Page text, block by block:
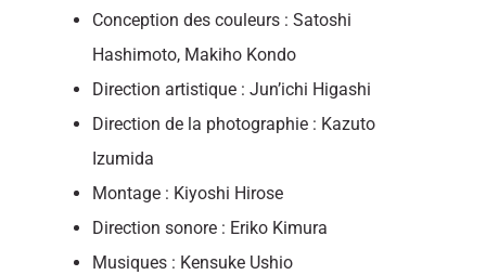
Conception des couleurs : Satoshi
Hashimoto, Makiho Kondo
Direction artistique : Jun’ichi Higashi
Direction de la photographie : Kazuto
Izumida
Montage : Kiyoshi Hirose
Direction sonore : Eriko Kimura
Musiques : Kensuke Ushio